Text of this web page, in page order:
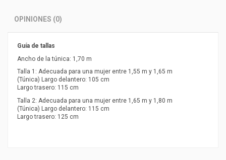
OPINIONES (0)
Guía de tallas
Ancho de la túnica: 1,70 m
Talla 1: Adecuada para una mujer entre 1,55 m y 1,65 m
(Túnica) Largo delantero: 105 cm
Largo trasero: 115 cm
Talla 2: Adecuada para una mujer entre 1,65 m y 1,80 m
(Túnica) Largo delantero: 115 cm
Largo trasero: 125 cm